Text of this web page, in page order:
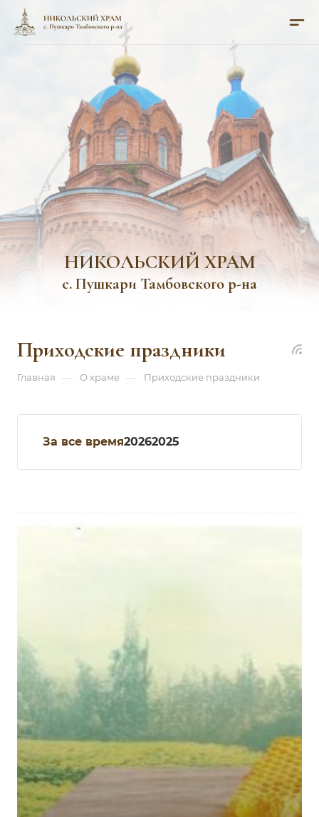
НИКОЛЬСКИЙ ХРАМ
с. Пушкари Тамбовского р-на
Приходские праздники
Главная — О храме — Приходские праздники
За все время20262025